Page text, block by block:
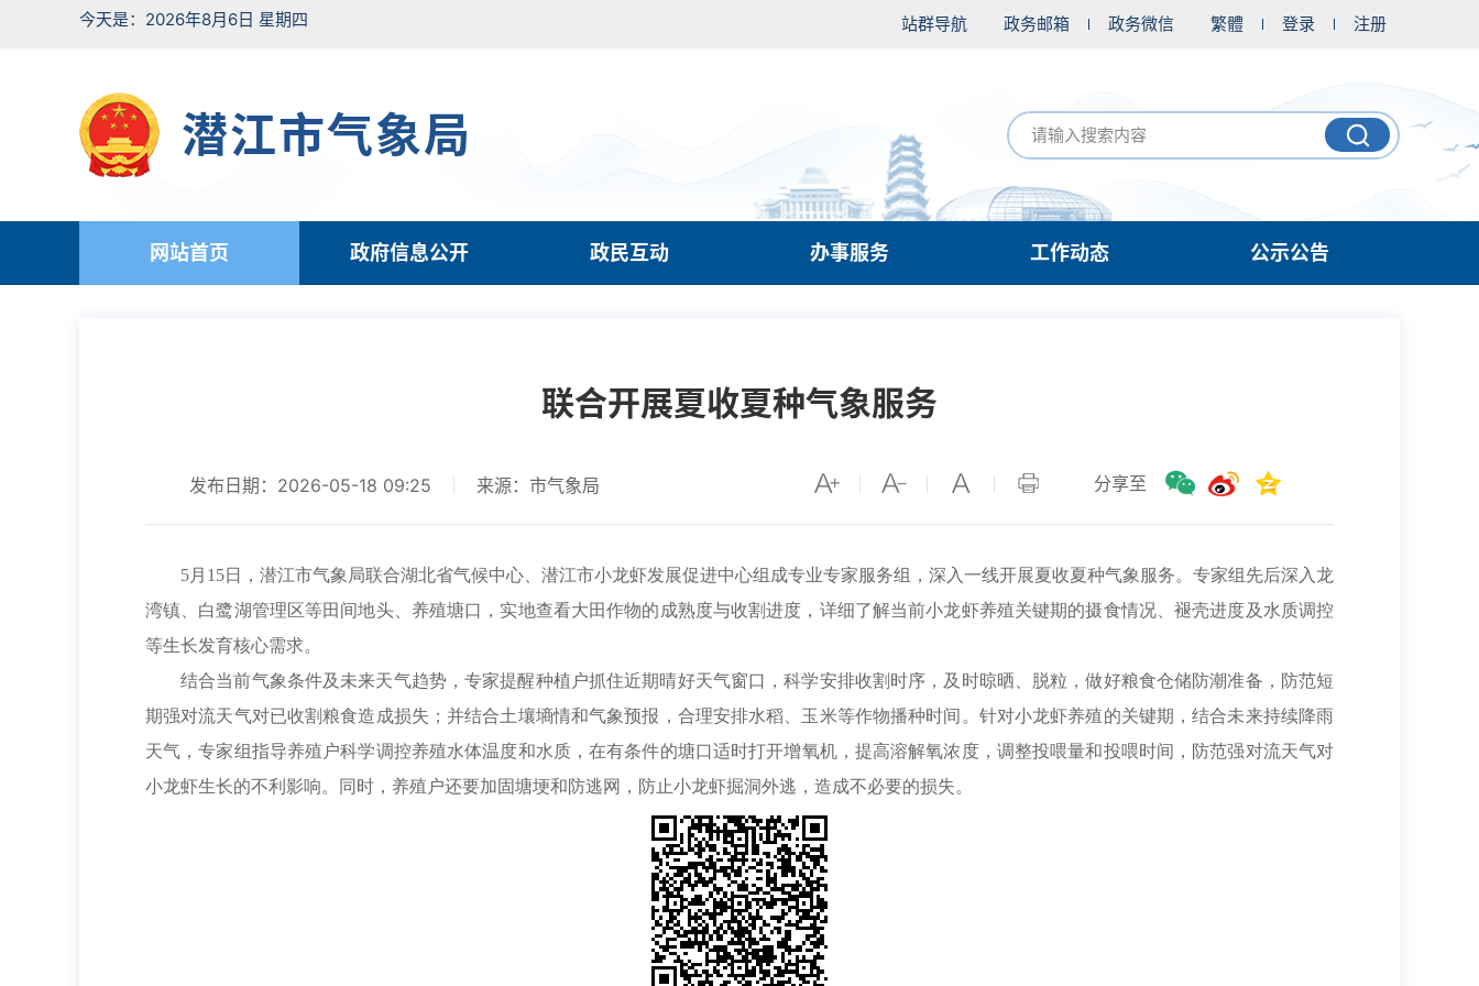
今天是：2026年8月6日 星期四 站群导航 政务邮箱 政务微信 繁體 登录 注册
潜江市气象局
网站首页 政府信息公开 政民互动 办事服务 工作动态 公示公告
联合开展夏收夏种气象服务
分享至
发布日期：2026-05-18 09:25 来源：市气象局
5月 15日，潜江市气象局联合湖北省气候中心、潜江市小龙虾发展促进中心组成专业专家服务组，深入一线开展夏收夏种气象服务。 专家组先后深入龙
湾镇、白鹭湖管理区等田间地头、养殖塘口， 实地查看大田作物的成熟度与收割进度，详细了解当前小龙虾养殖关键期的摄食情况、褪壳进度及水质调控
等生长发育核心需求。
结合当前气象条件及未来天气趋势，专家提醒种植户抓住近期晴好天气窗口，科学安排收割时序，及时晾晒、脱粒，做好粮食仓储防潮准备，防范短
期强对流天气对已收割粮食造成损失；并结合土壤墒情和气象预报，合理安排水稻、玉米等作物播种时间。 针对小龙虾养殖的关键期，结合未来持续降雨
天气，专家组指导养殖户科学调控养殖水体温度和水质，在有条件的塘口适时打开增氧机，提高溶解氧浓度，调整投喂量和投喂时间，防范强对流天气对
小龙虾生长的不利影响。
同时，养殖户还要加固塘埂和防逃网，防止小龙虾掘洞外逃 ，造成不必要的损失。